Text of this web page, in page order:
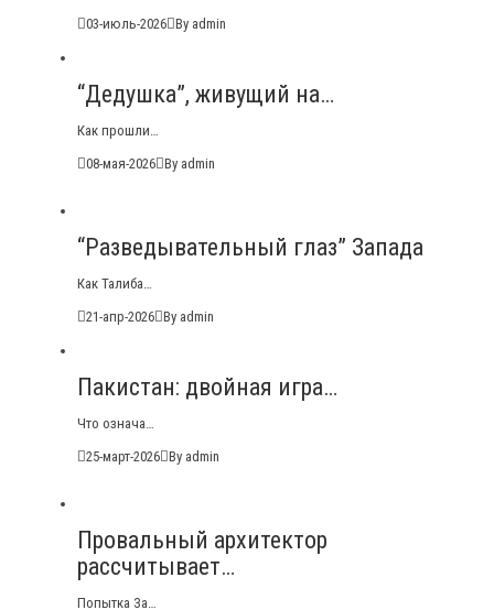
03-июль-2026 By admin
“Дедушка”, живущий на…
Как прошли…
08-мая-2026 By admin
“Разведывательный глаз” Запада
Как Талиба…
21-апр-2026 By admin
Пакистан: двойная игра…
Что означа…
25-март-2026 By admin
Провальный архитектор
рассчитывает…
Попытка За…